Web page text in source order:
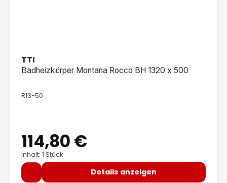
TTI
Badheizkörper Montana Rocco BH 1320 x 500
R13-50
Regulärer Preis:
114,80 €
Inhalt: 1 Stück
Details anzeigen